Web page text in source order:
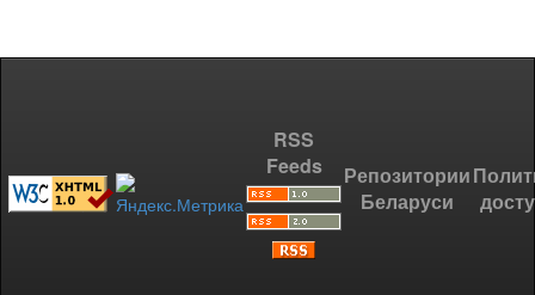
RSS
Feeds
Репозитории
Беларуси